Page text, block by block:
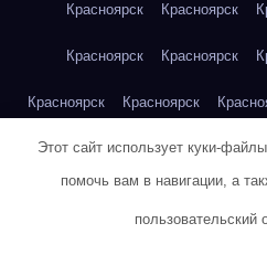
Красноярск Красноярск
Красноярск Красноярск
Красноярск Красноярск
Кукуруза Кукуруза
Этот сайт использует куки-
помочь вам в навигации, а
пользовательский